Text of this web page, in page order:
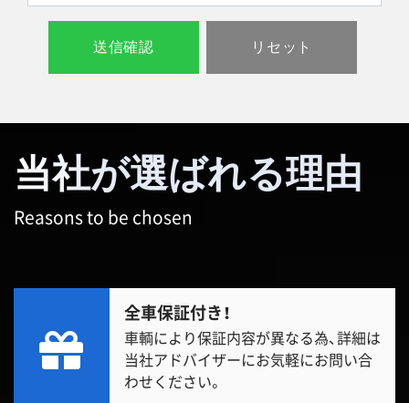
当社が選ばれる理由
Reasons to be chosen
全車保証付き！
車輌により保証内容が異なる為、詳細は
当社アドバイザーにお気軽にお問い合
わせください。